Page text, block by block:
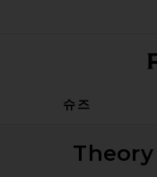
슈즈
Theory